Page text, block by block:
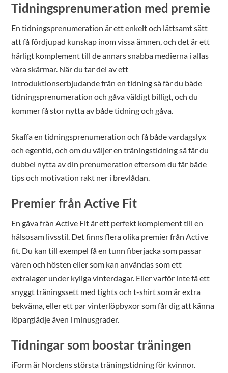
Tidningsprenumeration med premie
En tidningsprenumeration är ett enkelt och lättsamt sätt
att få fördjupad kunskap inom vissa ämnen, och det är ett
härligt komplement till de annars snabba medierna i allas
våra skärmar. När du tar del av ett
introduktionserbjudande från en tidning så får du både
tidningsprenumeration och gåva väldigt billigt, och du
kommer få stor nytta av både tidning och gåva.
Skaffa en tidningsprenumeration och få både vardagslyx
och egentid, och om du väljer en träningstidning så får du
dubbel nytta av din prenumeration eftersom du får både
tips och motivation rakt ner i brevlådan.
Premier från Active Fit
En gåva från Active Fit är ett perfekt komplement till en
hälsosam livsstil. Det finns flera olika premier från Active
fit. Du kan till exempel få en tunn fiberjacka som passar
våren och hösten eller som kan användas som ett
extralager under kyliga vinterdagar. Eller varför inte få ett
snyggt träningssett med tights och t-shirt som är extra
bekväma, eller ett par vinterlöpbyxor som får dig att känna
löparglädje även i minusgrader.
Tidningar som boostar träningen
iForm är Nordens största träningstidning för kvinnor.